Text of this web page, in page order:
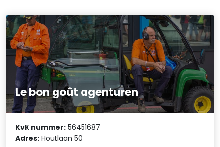
Le bon goût agenturen
KvK nummer: 56451687
Adres: Houtlaan 50